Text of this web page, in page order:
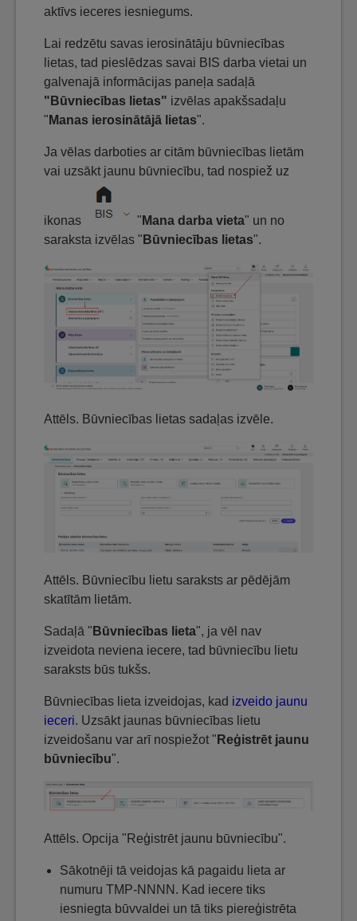
aktīvs ieceres iesniegums.
Lai redzētu savas ierosinātāju būvniecības
lietas, tad pieslēdzas savai BIS darba vietai un
galvenajā informācijas paneļa sadaļā
"Būvniecības lietas" izvēlas apakšsadaļu
" Manas ierosinātājā lietas".
Ja vēlas darboties ar citām būvniecības lietām
vai uzsākt jaunu būvniecību, tad nospiež uz
ikonas " Mana darba vieta" un no
saraksta izvēlas " Būvniecības lietas".
Attēls. Būvniecības lietas sadaļas izvēle.
Attēls. Būvniecību lietu saraksts ar pēdējām
skatītām lietām.
Sadaļā " Būvniecības lieta", ja vēl nav
izveidota neviena iecere, tad būvniecību lietu
saraksts būs tukšs.
Būvniecības lieta izveidojas, kad izveido jaunu
ieceri. Uzsākt jaunas būvniecības lietu
izveidošanu var arī nospiežot " Reģistrēt jaunu
būvniecību".
Attēls. Opcija "Reģistrēt jaunu būvniecību".
Sākotnēji tā veidojas kā pagaidu lieta ar
numuru TMP-NNNN. Kad iecere tiks
iesniegta būvvaldei un tā tiks piereģistrēta